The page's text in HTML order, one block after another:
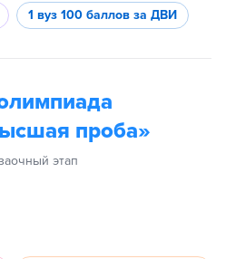
1 вуз 100 баллов за ДВИ
проба»
этап